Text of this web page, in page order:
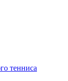
тенниса